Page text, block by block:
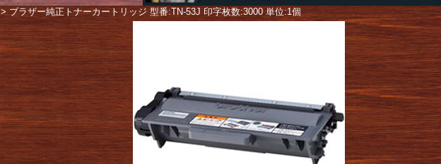
> ブラザー純正トナーカートリッジ 型番:TN-53J 印字枚数:3000 単位:1個